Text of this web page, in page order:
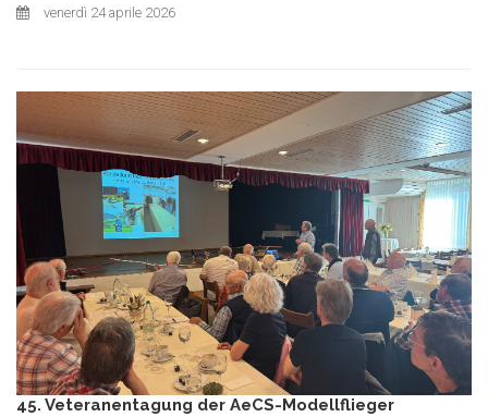
venerdì 24 aprile 2026
45. Veteranentagung der AeCS-Modellflieger